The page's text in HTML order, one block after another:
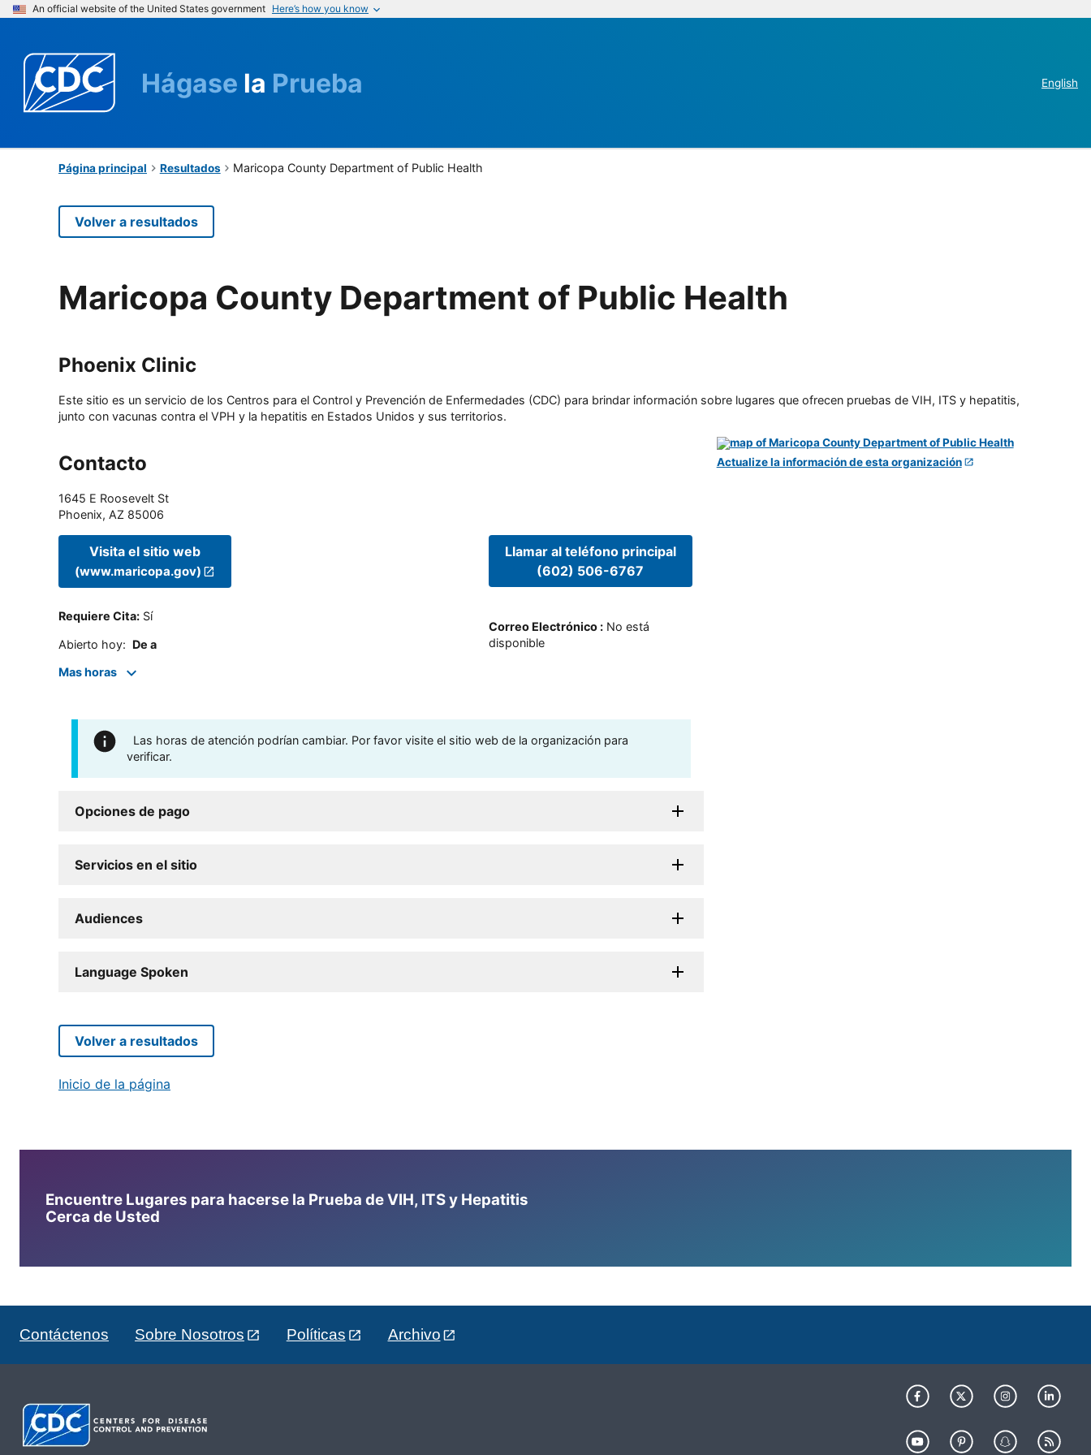
An official website of the United States government Here’s how you know
Hágase la Prueba English
Página principal Resultados Maricopa County Department of Public Health
Volver a resultados
Maricopa County Department of Public Health
Phoenix Clinic
Este sitio es un servicio de los Centros para el Control y Prevención de Enfermedades (CDC) para brindar información sobre lugares que ofrecen pruebas de VIH, ITS y hepatitis,
junto con vacunas contra el VPH y la hepatitis en Estados Unidos y sus territorios.
Contacto
1645 E Roosevelt St
Phoenix, AZ 85006
Visita el sitio web
(www.maricopa.gov)
Requiere Cita: Sí
Abierto hoy: De a
Mas horas
Llamar al teléfono principal
(602) 506-6767
Correo Electrónico: No está
disponible
Las horas de atención podrían cambiar. Por favor visite el sitio web de la organización para
verificar.
Opciones de pago
Servicios en el sitio
Audiences
Language Spoken
Actualize la información de esta organización
Volver a resultados
Inicio de la página
Encuentre Lugares para hacerse la Prueba de VIH, ITS y Hepatitis
Cerca de Usted
Contáctenos Sobre Nosotros Políticas Archivo